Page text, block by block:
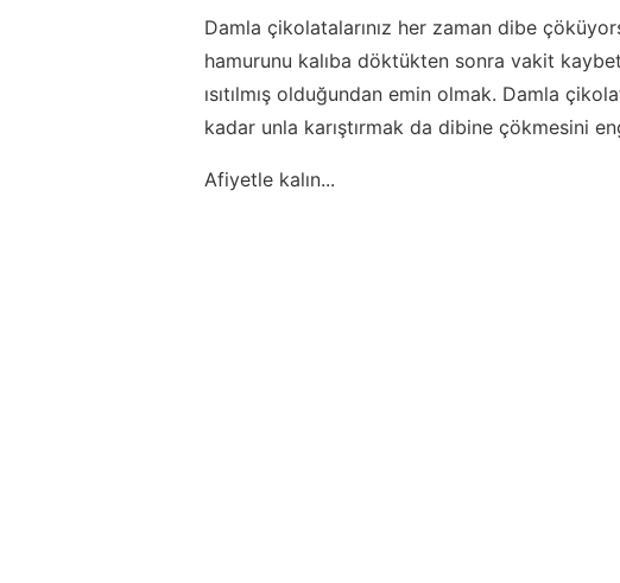
Damla çikolatalarınız her zaman dibe
hamurunu kalıba döktükten sonra vakit
ısıtılmış olduğundan emin olmak. Damla
kadar unla karıştırmak da dibine çökmesini
Afiyetle kalın...